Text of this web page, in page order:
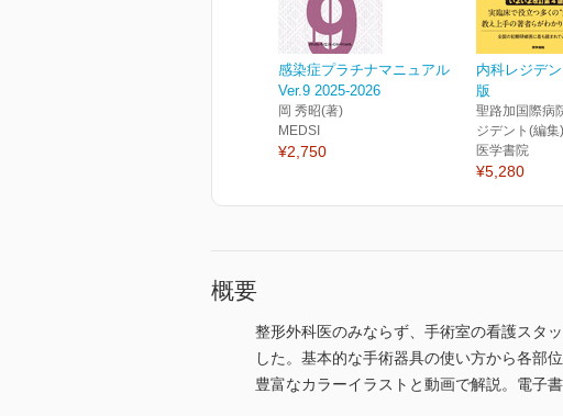
感染症プラチナマニュアル
Ver.9 2025-2026
岡 秀昭(著)
MEDSI
¥2,750
内科レジデ
版
聖路加国際病
ジデント(編集)
医学書院
¥5,280
概要
整形外科医のみならず、手術室の看護スタ
した。基本的な手術器具の使い方から各部
豊富なカラーイラストと動画で解説。電子